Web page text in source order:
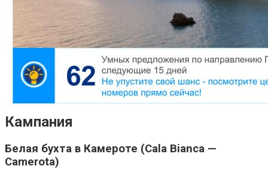
Кампания
Белая бухта в Камероте (Cala Bianca —
Camerota)